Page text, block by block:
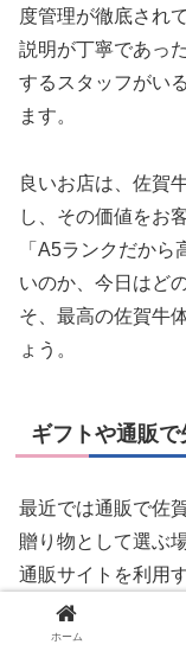
度管理が徹底され
説明が丁寧であっ
するスタッフがい
ます。
良いお店は、佐賀
し、その価値をお
「A5ランクだか
いのか、今日はど
そ、最高の佐賀牛
ょう。
ギフトや通販
最近では通販で佐
贈り物として選ぶ
通販サイトを利用
地直送」といった
のコピーを同封し
ホーム